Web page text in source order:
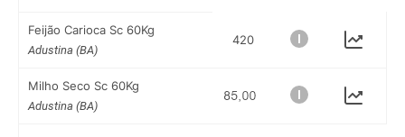
Feijão Carioca Sc 60Kg
Adustina (BA)
420
Milho Seco Sc 60Kg
Adustina (BA)